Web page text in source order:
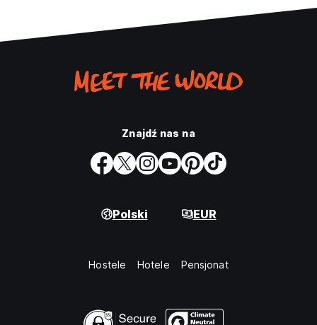
Znajdź nas na
Polski EUR
Hostele Hotele Pensjonat